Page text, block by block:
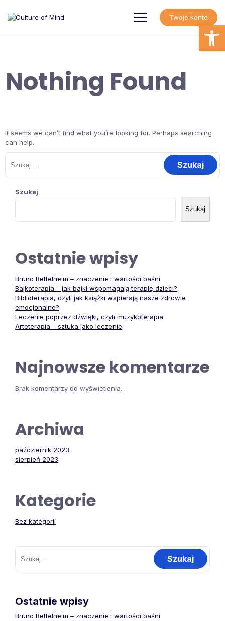
content
Twoje konto
Nothing Found
It seems we can’t find what you’re looking for. Perhaps searching
can help.
Szukaj:
Szukaj
Szukaj
Ostatnie wpisy
Bruno Bettelheim – znaczenie i wartości baśni
Bajkoterapia – jak bajki wspomagają terapię dzieci?
Biblioterapia, czyli jak książki wspierają nasze zdrowie
emocjonalne?
Leczenie poprzez dźwięki, czyli muzykoterapia
Arteterapia – sztuka jako leczenie
Najnowsze komentarze
Brak komentarzy do wyświetlenia.
Archiwa
październik 2023
sierpień 2023
Kategorie
Bez kategorii
Szukaj:
Ostatnie wpisy
Bruno Bettelheim – znaczenie i wartości baśni